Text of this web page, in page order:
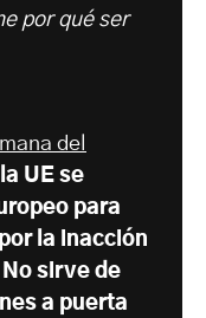
por qué ser
del
UE se
para
la inacción
sirve de
a puerta